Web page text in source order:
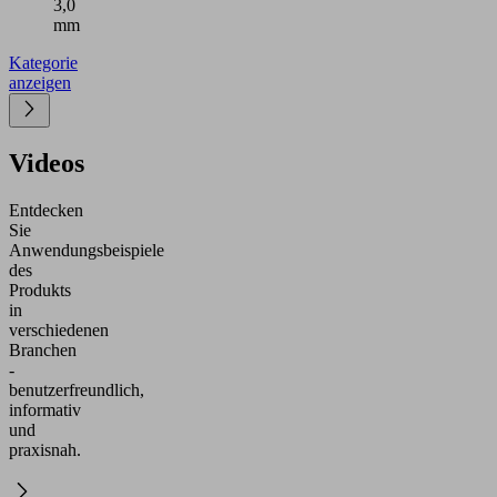
Werkstück.
von 0 bis 17
sind mit
3,0
mm
Kategorie
anzeigen
Videos
Entdecken
Sie
Anwendungsbeispiele
des
Produkts
in
verschiedenen
Branchen
-
benutzerfreundlich,
informativ
und
praxisnah.